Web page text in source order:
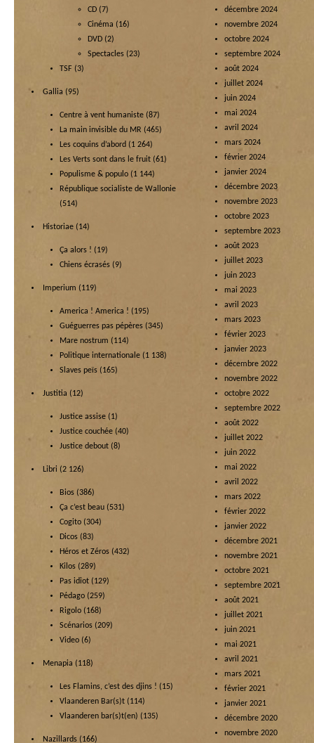
CD (7)
Cinéma (16)
DVD (2)
Spectacles (23)
TSF (3)
Gallia (95)
Centre à vent humaniste (87)
La main invisible du MR (465)
Les coquins d’abord (1 264)
Les Verts sont dans le fruit (61)
Populisme & populo (1 144)
République socialiste de Wallonie
(514)
Historiae (14)
Ça alors ! (19)
Chiens écrasés (9)
Imperium (119)
America ! America ! (195)
Guéguerres pas pépères (345)
Mare nostrum (114)
Politique internationale (1 138)
Slaves peïs (165)
Justitia (12)
Justice assise (1)
Justice couchée (40)
Justice debout (8)
Libri (2 126)
Bios (386)
Ça c’est beau (531)
Cogito (304)
Dicos (83)
Héros et Zéros (432)
Kilos (289)
Pas idiot (129)
Pédago (259)
Rigolo (168)
Scénarios (209)
Video (6)
Menapia (118)
Les Flamins, c’est des djins ! (15)
Vlaanderen Bar(s)t (114)
Vlaanderen bar(s)t(en) (135)
Nazillards (166)
décembre 2024
novembre 2024
octobre 2024
septembre 2024
août 2024
juillet 2024
juin 2024
mai 2024
avril 2024
mars 2024
février 2024
janvier 2024
décembre 2023
novembre 2023
octobre 2023
septembre 2023
août 2023
juillet 2023
juin 2023
mai 2023
avril 2023
mars 2023
février 2023
janvier 2023
décembre 2022
novembre 2022
octobre 2022
septembre 2022
août 2022
juillet 2022
juin 2022
mai 2022
avril 2022
mars 2022
février 2022
janvier 2022
décembre 2021
novembre 2021
octobre 2021
septembre 2021
août 2021
juillet 2021
juin 2021
mai 2021
avril 2021
mars 2021
février 2021
janvier 2021
décembre 2020
novembre 2020